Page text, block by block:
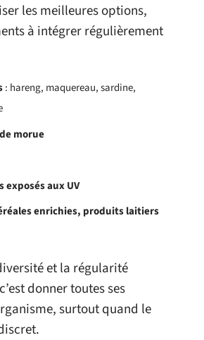
les meilleures options,
à intégrer régulièrement
: hareng, maquereau, sardine,
morue
exposés aux UV
enrichies, produits laitiers
et la régularité
donner toutes ses
surtout quand le